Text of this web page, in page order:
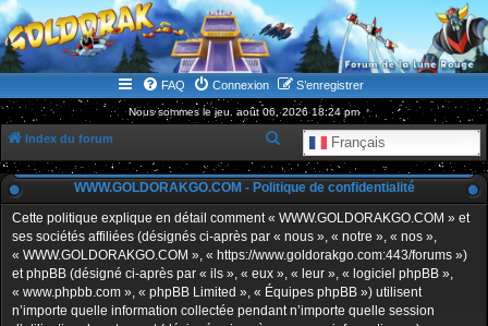
WWW.GOLDORAKGO.COM
le site de la Lune Rouge
FAQ Connexion S’enregistrer
Nous sommes le jeu. août 06, 2026 18:24 pm
Index du forum Français
e
c
h
e
c
WWW.GOLDORAKGO.COM - Politique de confidentialité
Cette politique explique en détail comment « WWW.GOLDORAKGO.COM » et
ses sociétés affiliées (désignés ci-après par « nous », « notre », « nos »,
« WWW.GOLDORAKGO.COM », « https://www.goldorakgo.com:443/forums »)
et phpBB (désigné ci-après par « ils », « eux », « leur », « logiciel phpBB »,
« www.phpbb.com », « phpBB Limited », « Équipes phpBB ») utilisent
n’importe quelle information collectée pendant n’importe quelle session